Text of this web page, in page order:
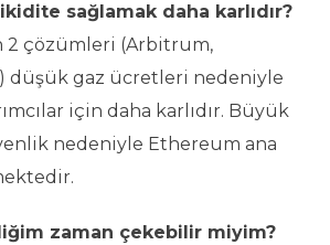
sağlamak daha karlıdır?
2 çözümleri (Arbitrum,
düşük gaz ücretleri nedeniyle
için daha karlıdır. Büyük
nedeniyle Ethereum ana
zaman çekebilir miyim?